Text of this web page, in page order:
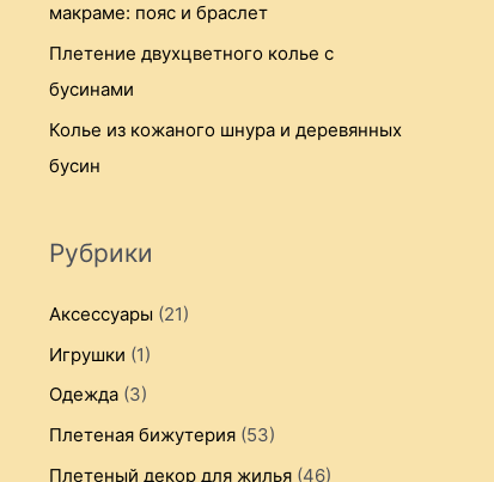
макраме: пояс и браслет
Плетение двухцветного колье с
бусинами
Колье из кожаного шнура и деревянных
бусин
Рубрики
Аксессуары (21)
Игрушки (1)
Одежда (3)
Плетеная бижутерия (53)
Плетеный декор для жилья (46)